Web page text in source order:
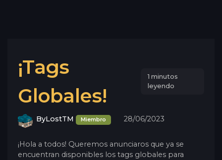
¡Tags
Globales!
1 minutos
leyendo
ByLostTM Miembro 28/06/2023
¡Hola a todos! Queremos anunciaros que ya se
encuentran disponibles los tags globales para